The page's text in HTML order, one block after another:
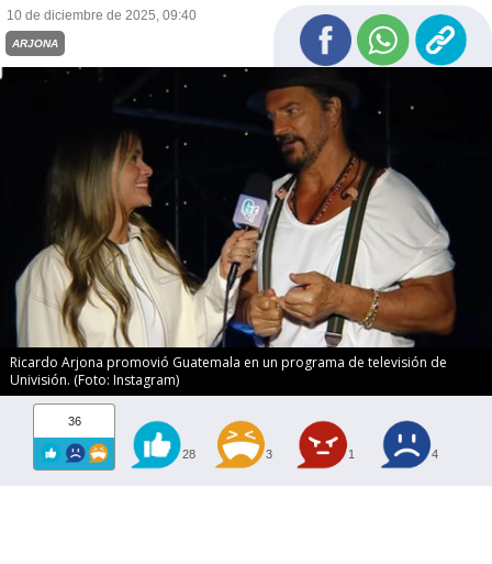
10 de diciembre de 2025, 09:40
ARJONA
Ricardo Arjona promovió Guatemala en un programa de televisión de
Univisión. (Foto: Instagram)
36
28 3 1 4